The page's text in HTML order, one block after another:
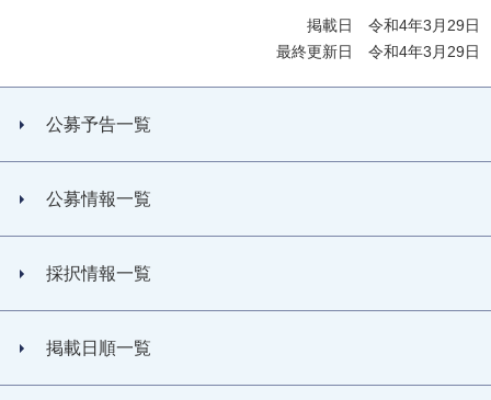
掲載日 令和4年3月29日
最終更新日 令和4年3月29日
公募予告一覧
公募情報一覧
採択情報一覧
掲載日順一覧